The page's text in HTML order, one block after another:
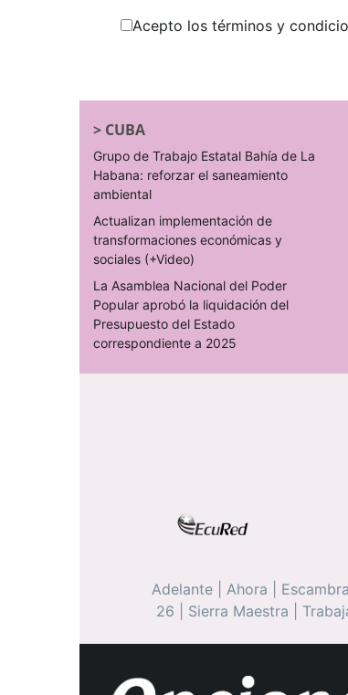
Acepto los términos y
> CUBA
Grupo de Trabajo Estatal Bahía de La
Habana: reforzar el saneamiento
ambiental
Actualizan implementación de
transformaciones económicas y
sociales (+Video)
La Asamblea Nacional del Poder
Popular aprobó la liquidación del
Presupuesto del Estado
correspondiente a 2025
Adelante Ahora
26
Sierra Maestra